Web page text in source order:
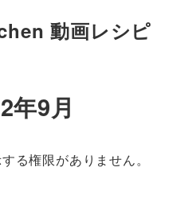
動画レシピ
年9月
る権限がありません。